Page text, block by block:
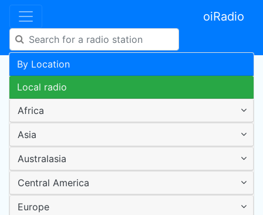
oiRadio
By Location
Local radio
Africa
Asia
Australasia
Central America
Europe